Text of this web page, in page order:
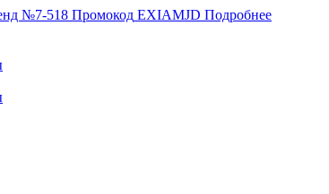
№7-518 Промокод EXIAMJD Подробнее